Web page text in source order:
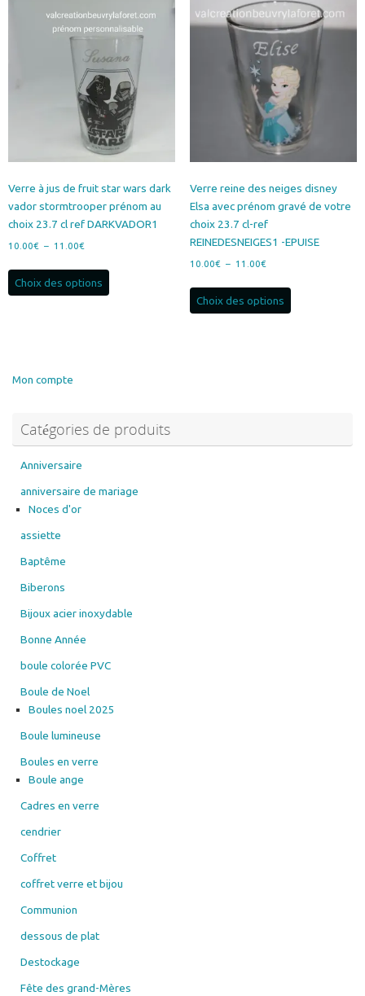
Les
options
peuvent
être
choisies
sur
la
page
du
produit
Verre à jus de fruit star wars dark
vador stormtrooper prénom au
choix 23.7 cl ref DARKVADOR1
10.00€ – 11.00€
10.00€
Choix des options
choisies
sur
du
Verre reine des neiges disney
Elsa avec prénom gravé de votre
choix 23.7 cl-ref
REINEDESNEIGES1 -EPUISE
10.00€ – 11.00€Plage
10.00€
Choix des options
Ce
choisies
Mon compte
Catégories de produits
Anniversaire
anniversaire de mariage
Noces d'or
assiette
Baptême
Biberons
Bijoux acier inoxydable
Bonne Année
boule colorée PVC
Boule de Noel
Boules noel 2025
Boule lumineuse
Boules en verre
Boule ange
Cadres en verre
cendrier
Coffret
coffret verre et bijou
Communion
dessous de plat
Destockage
Fête des grand-Mères